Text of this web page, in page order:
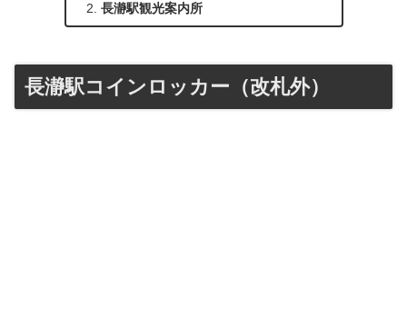
長瀞駅観光案内所
長瀞駅コインロッカー（改札外）